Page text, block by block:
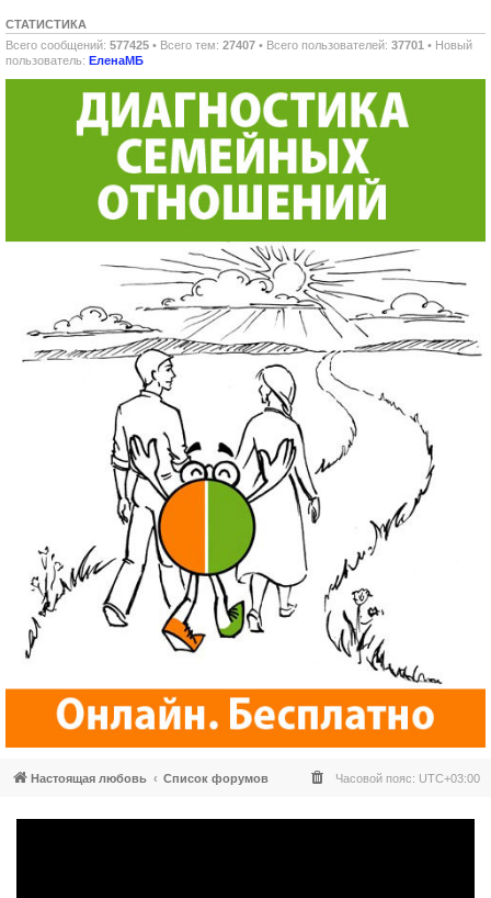
СТАТИСТИКА
Всего сообщений: 577425 • Всего тем: 27407 • Всего пользователей: 37701 • Новый
пользователь: ЕленаМБ
Настоящая любовь Список форумов Часовой пояс: UTC+03:00